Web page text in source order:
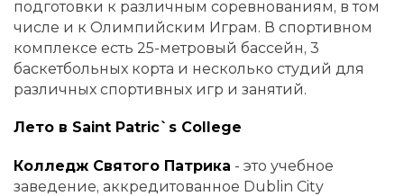
подготовки к различным соревнованиям, в том
числе и к Олимпийским Играм. В спортивном
комплексе есть 25-метровый бассейн, 3
баскетбольных корта и несколько студий для
различных спортивных игр и занятий.
Лето в Saint Patric`s College
Колледж Святого Патрика - это учебное
заведение, аккредитованное Dublin City